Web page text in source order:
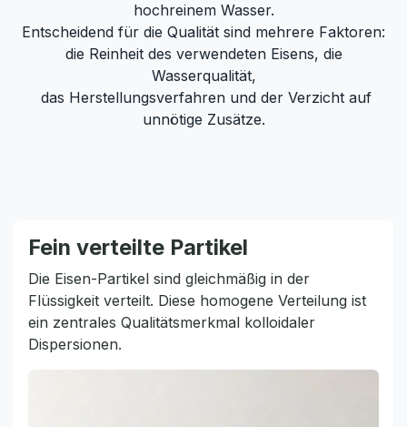
hochreinem Wasser.
Entscheidend für die Qualität sind mehrere Faktoren:
die Reinheit des verwendeten Eisens, die
Wasserqualität,
das Herstellungsverfahren und der Verzicht auf
unnötige Zusätze.
Fein verteilte Partikel
Die Eisen-Partikel sind gleichmäßig in der
Flüssigkeit verteilt. Diese homogene Verteilung ist
ein zentrales Qualitätsmerkmal kolloidaler
Dispersionen.